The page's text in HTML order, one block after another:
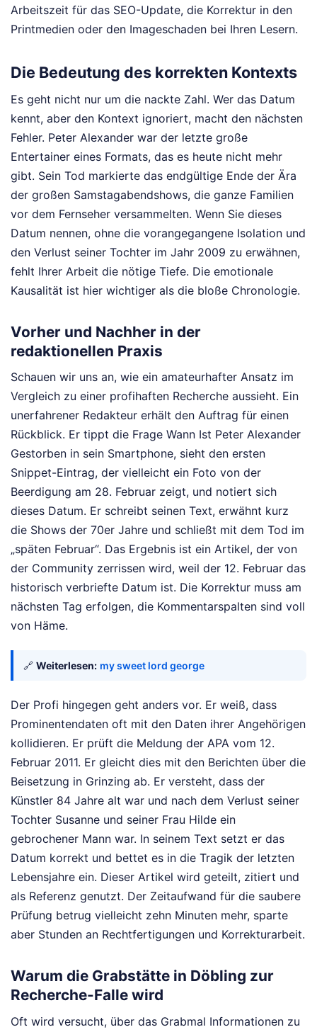
Arbeitszeit für das SEO-Update, die Korrektur in den
Printmedien oder den Imageschaden bei Ihren Lesern.
Die Bedeutung des korrekten Kontexts
Es geht nicht nur um die nackte Zahl. Wer das Datum
kennt, aber den Kontext ignoriert, macht den nächsten
Fehler. Peter Alexander war der letzte große
Entertainer eines Formats, das es heute nicht mehr
gibt. Sein Tod markierte das endgültige Ende der Ära
der großen Samstagabendshows, die ganze Familien
vor dem Fernseher versammelten. Wenn Sie dieses
Datum nennen, ohne die vorangegangene Isolation und
den Verlust seiner Tochter im Jahr 2009 zu erwähnen,
fehlt Ihrer Arbeit die nötige Tiefe. Die emotionale
Kausalität ist hier wichtiger als die bloße Chronologie.
Vorher und Nachher in der
redaktionellen Praxis
Schauen wir uns an, wie ein amateurhafter Ansatz im
Vergleich zu einer profihaften Recherche aussieht. Ein
unerfahrener Redakteur erhält den Auftrag für einen
Rückblick. Er tippt die Frage Wann Ist Peter Alexander
Gestorben in sein Smartphone, sieht den ersten
Snippet-Eintrag, der vielleicht ein Foto von der
Beerdigung am 28. Februar zeigt, und notiert sich
dieses Datum. Er schreibt seinen Text, erwähnt kurz
die Shows der 70er Jahre und schließt mit dem Tod im
„späten Februar“. Das Ergebnis ist ein Artikel, der von
der Community zerrissen wird, weil der 12. Februar das
historisch verbriefte Datum ist. Die Korrektur muss am
nächsten Tag erfolgen, die Kommentarspalten sind voll
von Häme.
🔗 Weiterlesen: my sweet lord george
Der Profi hingegen geht anders vor. Er weiß, dass
Prominentendaten oft mit den Daten ihrer Angehörigen
kollidieren. Er prüft die Meldung der APA vom 12.
Februar 2011. Er gleicht dies mit den Berichten über die
Beisetzung in Grinzing ab. Er versteht, dass der
Künstler 84 Jahre alt war und nach dem Verlust seiner
Tochter Susanne und seiner Frau Hilde ein
gebrochener Mann war. In seinem Text setzt er das
Datum korrekt und bettet es in die Tragik der letzten
Lebensjahre ein. Dieser Artikel wird geteilt, zitiert und
als Referenz genutzt. Der Zeitaufwand für die saubere
Prüfung betrug vielleicht zehn Minuten mehr, sparte
aber Stunden an Rechtfertigungen und Korrekturarbeit.
Warum die Grabstätte in Döbling zur
Recherche-Falle wird
Oft wird versucht, über das Grabmal Informationen zu